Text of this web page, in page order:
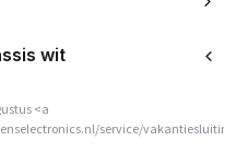
wit
<a
service/vakantiesluiting/